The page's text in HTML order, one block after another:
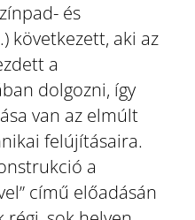
és
következett, aki az
a
dolgozni, így
van az elmúlt
felújításaira.
a
című előadásán